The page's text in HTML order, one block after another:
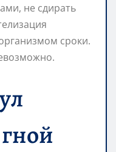
не сдирать
сроки.